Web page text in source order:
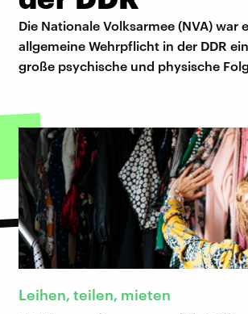
Die Nationale Volksarmee (NVA) war
allgemeine Wehrpflicht in der DDR
große psychische und physische
Leihen, teilen, mieten